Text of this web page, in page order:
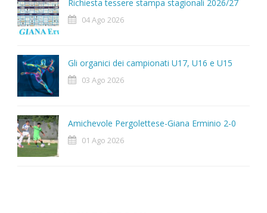
Richiesta tessere stampa stagionali 2026/27
04 Ago 2026
Gli organici dei campionati U17, U16 e U15
03 Ago 2026
Amichevole Pergolettese-Giana Erminio 2-0
01 Ago 2026